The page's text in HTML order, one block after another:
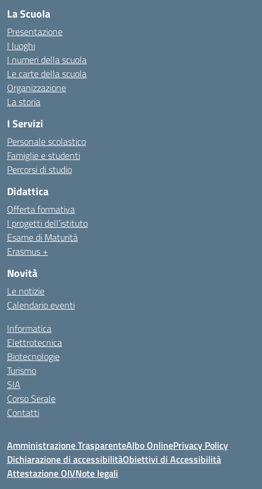
La Scuola
Presentazione
I luoghi
I numeri della scuola
Le carte della scuola
Organizzazione
La storia
I Servizi
Personale scolastico
Famiglie e studenti
Percorsi di studio
Didattica
Offerta formativa
I progetti dell’istituto
Esame di Maturità
Erasmus +
Novità
Le notizie
Calendario eventi
Informatica
Elettrotecnica
Biotecnologie
Turismo
SIA
Corso Serale
Contatti
Amministrazione TrasparenteAlbo OnlinePrivacy Policy
Dichiarazione di accessibilitàObiettivi di Accessibilità
Attestazione OIVNote legali